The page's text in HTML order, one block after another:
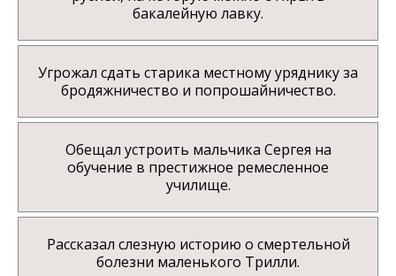
бакалейную лавку.
Угрожал сдать старика местному уряднику за
бродяжничество и попрошайничество.
Обещал устроить мальчика Сергея на
обучение в престижное ремесленное
училище.
Рассказал слезную историю о смертельной
болезни маленького Трилли.